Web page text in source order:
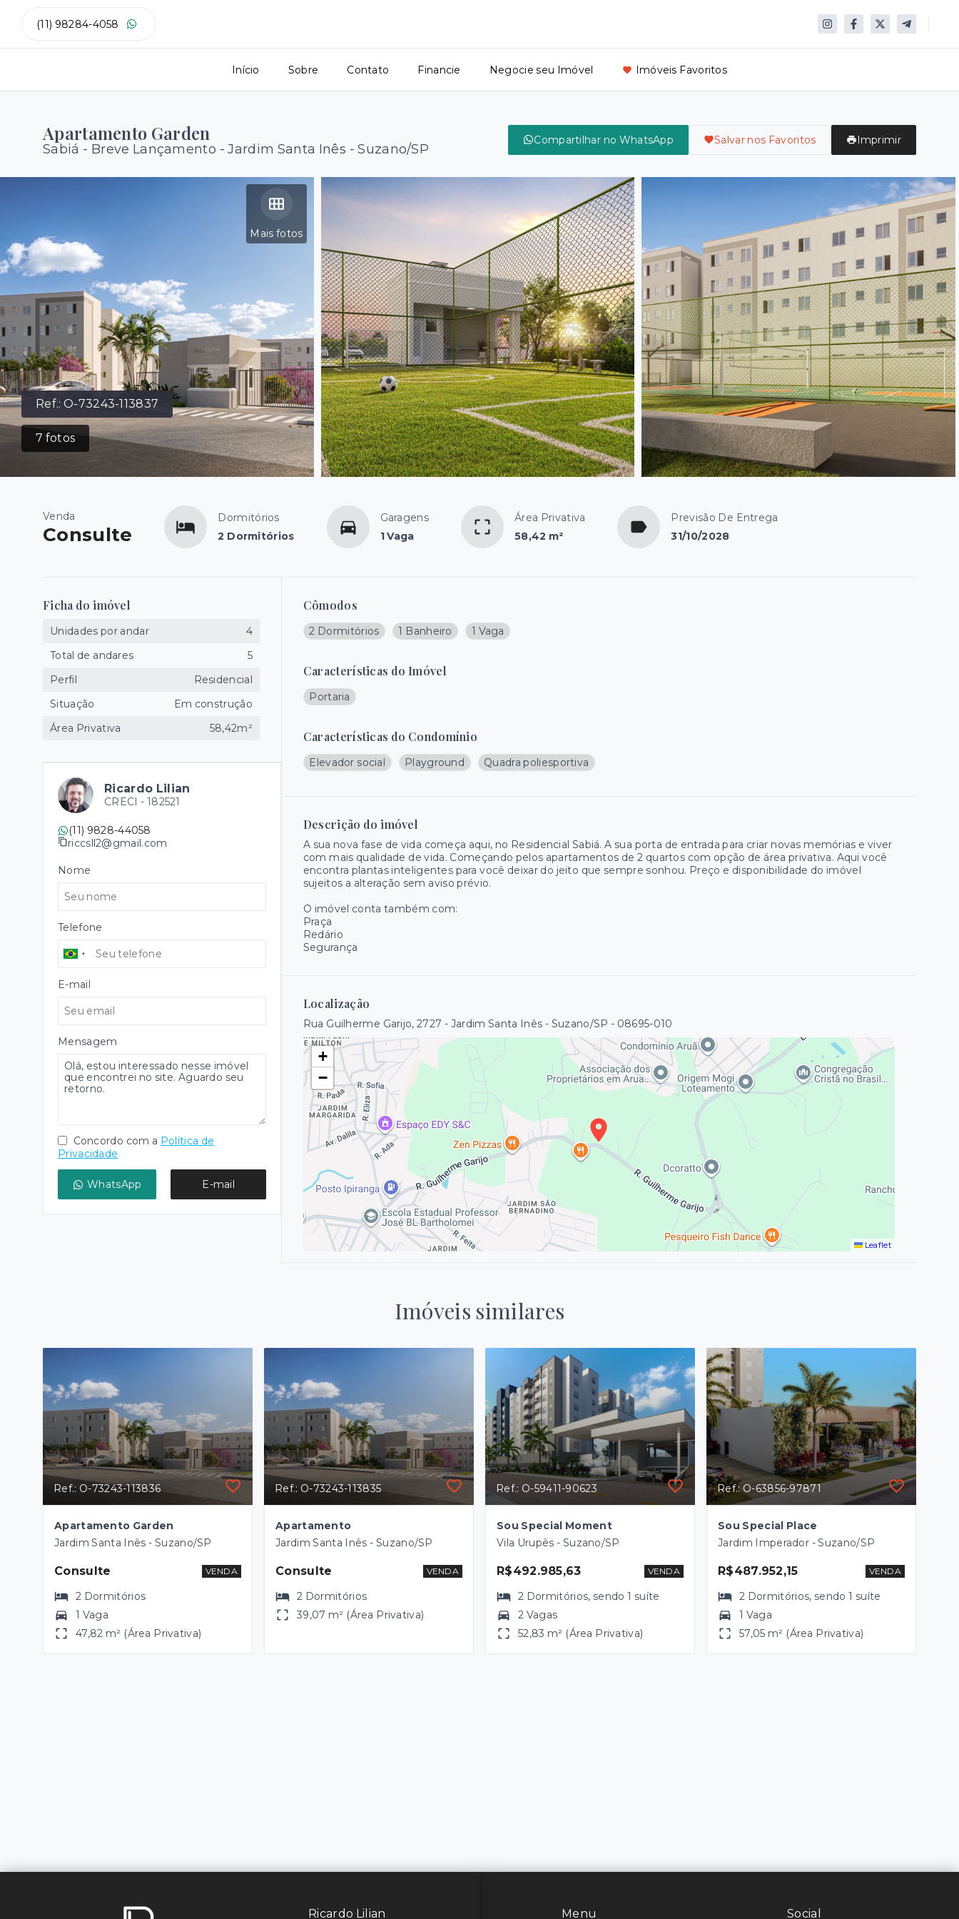
(11) 98284-4058
Início Sobre Contato Financie Negocie seu Imóvel Imóveis Favoritos
Apartamento Garden
Sabiá - Breve Lançamento -Jardim Santa Inês - Suzano/SP
Compartilhar no WhatsApp Salvar nos Favoritos Imprimir
Ref.:O-73243-113837
7 fotos
Mais fotos
Venda
Consulte
Dormitórios
2 Dormitórios
Garagens
1 Vaga
Área Privativa
58,42 m²
Previsão De Entrega
31/10/2028
Cômodos
2 Dormitórios 1 Banheiro 1 Vaga
Características do Imóvel
Portaria
Características do Condomínio
Elevador social Playground Quadra poliesportiva
Descrição do imóvel
A sua nova fase de vida começa aqui, no Residencial Sabiá. A sua porta de entrada para criar novas memórias e viver
com mais qualidade de vida. Começando pelos apartamentos de 2 quartos com opção de área privativa. Aqui você
encontra plantas inteligentes para você deixar do jeito que sempre sonhou. Preço e disponibilidade do imóvel
sujeitos a alteração sem aviso prévio.
O imóvel conta também com:
Praça
Redário
Segurança
Localização
Rua Guilherme Garijo, 2727 - Jardim Santa Inês - Suzano/SP - 08695-010
+
−
Leaflet
Ficha do imóvel
Unidades por andar
4
Total de andares
5
Perfil
Residencial
Situação
Em construção
Área Privativa
58,42m²
Ricardo Lilian
CRECI - 182521
(11) 9828-44058
riccsll2@gmail.com
Nome
Telefone
E-mail
Mensagem
Concordo com a Política de
Privacidade
WhatsApp E-mail
Imóveis similares
Ref.: O-73243-113836
Apartamento Garden
Jardim Santa Inês - Suzano/SP
Consulte VENDA
2 Dormitórios
1 Vaga
47,82 m² (Área Privativa)
Ref.: O-73243-113835
Apartamento
Jardim Santa Inês - Suzano/SP
Consulte VENDA
2 Dormitórios
39,07 m² (Área Privativa)
Ref.: O-59411-90623
Sou Special Moment
Vila Urupês - Suzano/SP
R$492.985,63 VENDA
2 Dormitórios, sendo1 suíte
2 Vagas
52,83 m² (Área Privativa)
Ref.: O-63856-97871
Sou Special Place
Jardim Imperador - Suzano/SP
R$487.952,15 VENDA
2 Dormitórios, sendo1 suíte
1 Vaga
57,05 m² (Área Privativa)
Menu Social
Ricardo Lilian